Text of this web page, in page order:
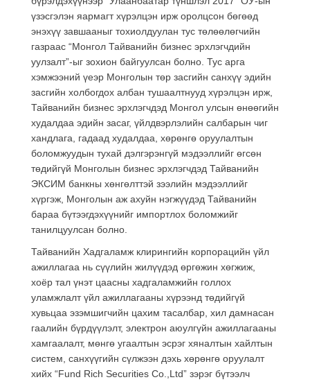
үзэсгэлэн яармагт хүрэлцэн ирж оролцсон бөгөөд
энэхүү завшааныг тохиолдуулан тус төлөөлөгчийн
газраас “Монгол Тайванийн бизнес эрхлэгчдийн
уулзалт”-ыг зохион байгуулсан болно. Тус арга
хэмжээний үеэр Монголын төр засгийн санхүү эдийн
засгийн холбогдох албан тушаалтнууд хүрэлцэн ирж,
Тайванийн бизнес эрхлэгчдэд Монгол улсын өнөөгийн
худалдаа эдийн засаг, үйлдвэрлэлийн салбарын чиг
хандлага, гадаад худалдаа, хөрөнгө оруулалтын
боломжуудын тухай дэлгэрэнгүй мэдээллийг өгсөн
төдийгүй Монголын бизнес эрхлэгчдэд Тайванийн
ЭКСИМ банкны хөнгөлттэй зээлийн мэдээллийг
хүргэж, Монголын аж ахуйн нэгжүүдэд Тайванийн
бараа бүтээгдэхүүнийг импортлох боломжийг
танилцуулсан болно.
Тайванийн Хадгаламж клирингийн корпорацийн үйл
ажиллагаа нь сүүлийн жилүүдэд өргөжин хөгжиж,
хоёр тал үнэт цаасны хадгаламжийн голлох
уламжлалт үйл ажиллагааны хүрээнд төдийгүй
хувьцаа эзэмшигчийн цахим тасалбар, хил дамнасан
гаалийн бүрдүүлэлт, электрон аюулгүйн ажиллагааны
хамгаалалт, мөнгө угаалтын эсрэг хяналтын хайлтын
систем, санхүүгийн сүлжээн дэхь хөрөнгө оруулалт
хийх “Fund Rich Securities Co.,Ltd” зэрэг бүтээлч